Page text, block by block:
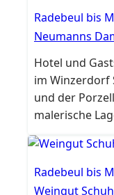
Radebeul bis
Neumanns
Hotel und
im Winzerdorf
und der
malerische
zur
ist.
Radebeul bis
Weingut Schuh